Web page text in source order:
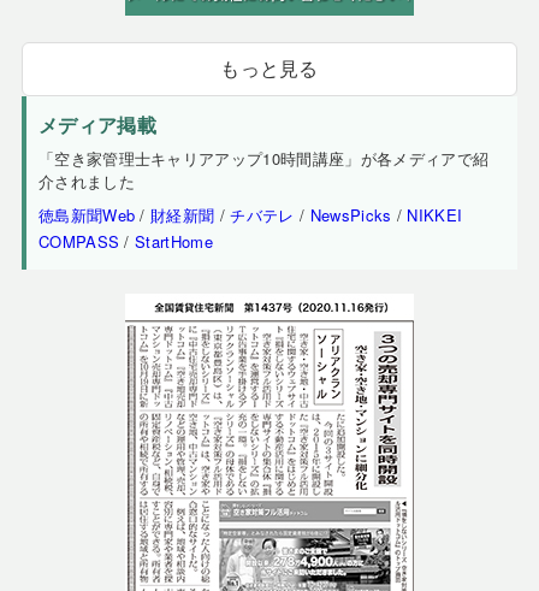
もっと見る
メディア掲載
「空き家管理士キャリアアップ10時間講座」が各メディアで紹
介されました
徳島新聞Web / 財経新聞 /チバテレ / NewsPicks / NIKKEI
COMPASS /StartHome